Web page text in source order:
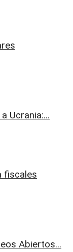
Ucrania:...
fiscales
Abiertos...